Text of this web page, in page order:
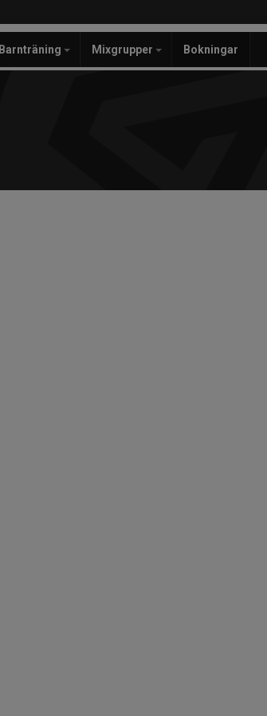
Barnträning Mixgrupper Bokningar